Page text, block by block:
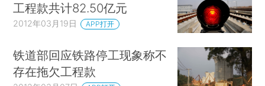
工程款共计82.50亿元
2012年03月19日 APP打开
铁道部回应铁路停工现象称不
存在拖欠工程款